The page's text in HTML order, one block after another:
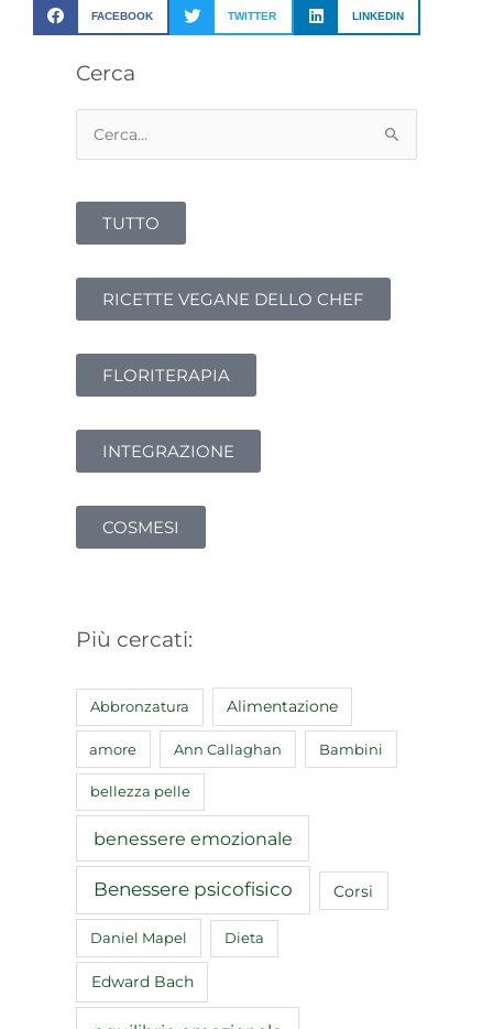
FACEBOOK TWITTER LINKEDIN
Cerca
Cerca:
TUTTO
RICETTE VEGANE DELLO CHEF
FLORITERAPIA
INTEGRAZIONE
COSMESI
Più cercati:
Abbronzatura Alimentazione
amore Ann Callaghan Bambini
bellezza pelle
benessere emozionale
Benessere psicofisico Corsi
Daniel Mapel Dieta
Edward Bach